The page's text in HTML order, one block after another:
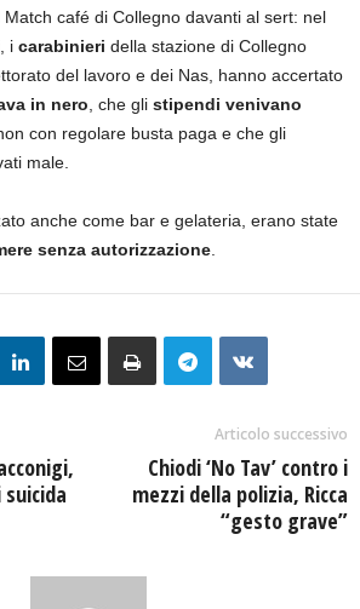
Match café di Collegno davanti al sert: nel
i carabinieri della stazione di Collegno
del lavoro e dei Nas, hanno accertato
in nero, che gli stipendi venivano
con regolare busta paga e che gli
male.
anche come bar e gelateria, erano state
senza autorizzazione.
Articolo successivo
Chiodi ‘No Tav’ contro i
mezzi della polizia, Ricca
“gesto grave”